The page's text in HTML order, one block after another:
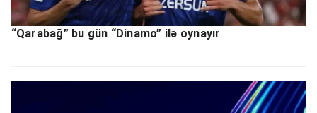
“Qarabağ” bu gün “Dinamo” ilə oynayır